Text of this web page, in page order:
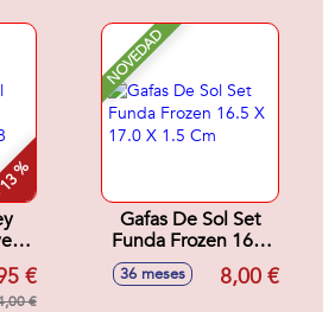
%
€
€
NOVEDAD
Gafas De Sol Set
Funda Frozen 16.5
X 17.0 X 1.5 Cm
36 meses 8,00 €